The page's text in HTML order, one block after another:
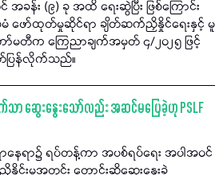
န်း (၉) ခု အထိ ရေးဆွဲပြီး ဖြစ်ကြောင်း
ဖော်ထုတ်မှုဆိုင်ရာ ချိတ်ဆက်ညှိနှိုင်ရေးနှင့် မူ
ာ်မတီက ကြေညာချက်အမှတ် ၄/၂၀၂၅ ဖြင့်
ပြန်လိုက်သည်။
ာ ဆွေးနွေးသော်လည်း အဆင်မပြေခဲ့ဟု PSLF
နေရာ၌ ရပ်တန့်ကာ အပစ်ရပ်ရေး အပါအဝင်
င်းမှုအတွင်း တောင်းဆိုဆွေးနွေးခဲ့